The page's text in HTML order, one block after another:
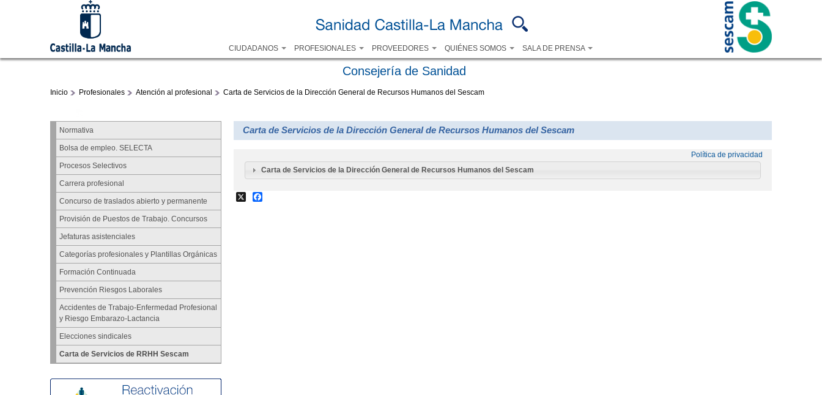
principal
CIUDADANOS PROFESIONALES PROVEEDORES QUIÉNES SOMOS SALA DE PRENSA
Consejería de Sanidad
Inicio Profesionales Atención al profesional Carta de Servicios de la Dirección General de Recursos Humanos del Sescam
Normativa
Bolsa de empleo. SELECTA
Procesos Selectivos
Carrera profesional
Concurso de traslados abierto y permanente
Provisión de Puestos de Trabajo. Concursos
Jefaturas asistenciales
Categorías profesionales y Plantillas Orgánicas
Formación Continuada
Prevención Riesgos Laborales
Accidentes de Trabajo-Enfermedad Profesional
y Riesgo Embarazo-Lactancia
Elecciones sindicales
Carta de Servicios de RRHH Sescam
Carta de Servicios de la Dirección General de Recursos Humanos del Sescam
Política de privacidad
Carta de Servicios de la Dirección General de Recursos Humanos del Sescam